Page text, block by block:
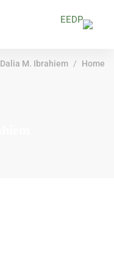
Home
Dalia M. Ibrahiem